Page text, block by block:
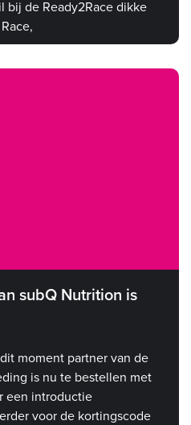
bij de Ready2Race dikke
subQ Nutrition is
moment partner van de
is nu te bestellen met
een introductie
voor de kortingscode